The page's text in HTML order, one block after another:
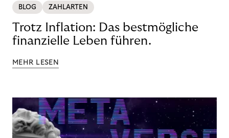
BLOG ZAHLARTEN
Trotz Inflation: Das bestmögliche
finanzielle Leben führen.
MEHR LESEN